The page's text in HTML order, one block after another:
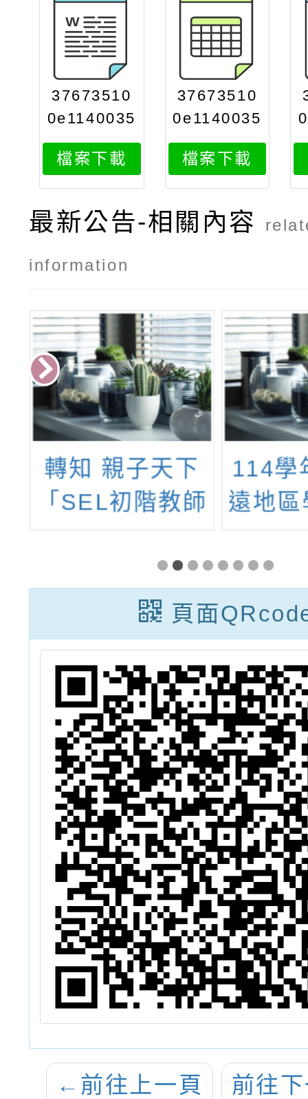
37673510
0e1140035
031attach
3
檔案下載
37673510
0e1140035
031attach
2
檔案下載
最新公告-相關內容
information
114學年度「偏
遠地區學校學士
中等學校教育
班」
青溪
審題
頁面
← 前往上一頁 前往